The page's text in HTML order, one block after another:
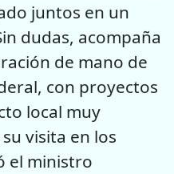
juntos en un
dudas, acompaña
de mano de
con proyectos
local muy
visita en los
el ministro